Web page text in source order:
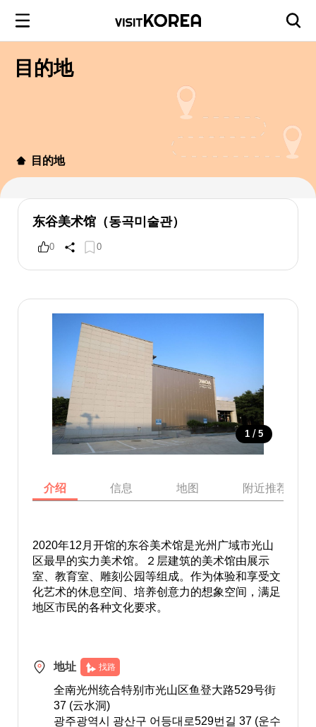
目的地
目的地
东谷美术馆（동곡미술관）
0 0
1 / 5
介绍 信息 地图 附近推荐景点
2020年12月开馆的东谷美术馆是光州广域市光山
区最早的实力美术馆。２层建筑的美术馆由展示
室、教育室、雕刻公园等组成。作为体验和享受文
化艺术的休息空间、培养创意力的想象空间，满足
地区市民的各种文化要求。
地址 找路
全南光州统合特别市光山区鱼登大路529号街
37 (云水洞)
광주광역시 광산구 어등대로529번길 37 (운수